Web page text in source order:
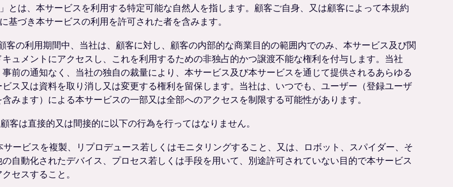
とは、本サービスを利用する特定可能な自然人を指します。顧客ご自身、又は顧客によって本規約
基づき本サービスの利用を許可された者を含みます。
客の利用期間中、当社は、顧客に対し、顧客の内部的な商業目的の範囲内でのみ、本サービス及び関
キュメントにアクセスし、これを利用するための非独占的かつ譲渡不能な権利を付与します。当社
事前の通知なく、当社の独自の裁量により、本サービス及び本サービスを通じて提供されるあらゆる
ビス又は資料を取り消し又は変更する権利を留保します。当社は、いつでも、ユーザー（登録ユーザ
含みます）による本サービスの一部又は全部へのアクセスを制限する可能性があります。
客は直接的又は間接的に以下の行為を行ってはなりません。
サービスを複製、リプロデュース若しくはモニタリングすること、又は、ロボット、スパイダー、そ
の自動化されたデバイス、プロセス若しくは手段を用いて、別途許可されていない目的で本サービス
セスすること。